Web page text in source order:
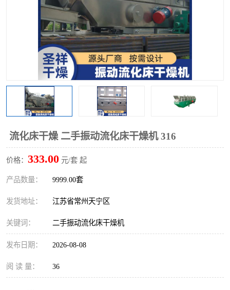
流化床干燥 二手振动流化床干燥机 316
价格： 333.00 元/套 起
产品数量： 9999.00套
发货地址： 江苏省常州天宁区
关键词： 二手振动流化床干燥机
发布日期： 2026-08-08
阅 读 量： 36
热风循环烘箱 喷雾干燥机
振动流化床干燥机 盘式干燥机